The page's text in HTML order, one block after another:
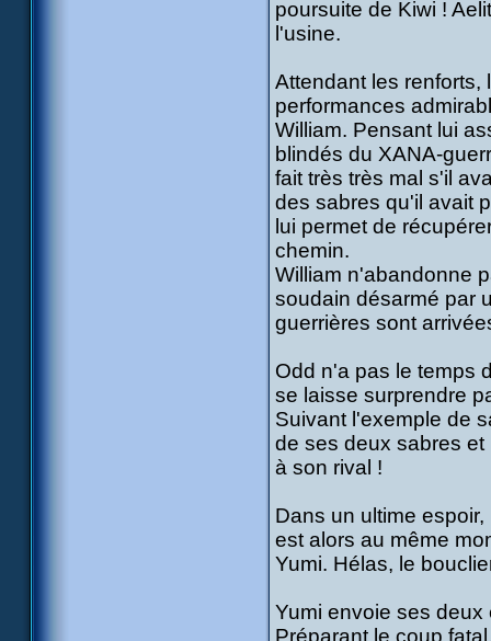
poursuite de Kiwi !
l'usine.
Attendant les renforts,
performances
William. Pensant lui
blindés du XANA-
fait très très mal s'il
des sabres qu'il avait
lui permet de
chemin.
William n'abandonne
soudain désarmé par
guerrières sont
Odd n'a pas le temps
se laisse surprendre
Suivant l'exemple de
de ses deux sabres
à son rival !
Dans un ultime
est alors au même
Yumi. Hélas, le
Yumi envoie ses deux
Préparant le coup